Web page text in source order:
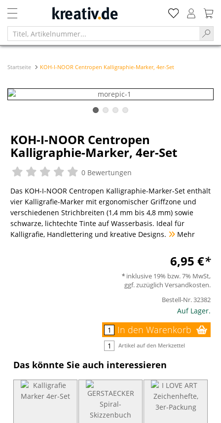
Startseite KOH-I-NOOR Centropen Kalligraphie-Marker, 4er-Set
KOH-I-NOOR Centropen
Kalligraphie-Marker, 4er-Set
0 Bewertungen
Das KOH-I-NOOR Centropen Kalligraphie-Marker-Set enthält
vier Kalligrafie-Marker mit ergonomischer Griffzone und
verschiedenen Strichbreiten (1,4 mm bis 4,8 mm) sowie
schwarze, lichtechte Tinte auf Wasserbasis. Ideal für
Kalligrafie, Handlettering und kreative Designs.
Mehr
6,95 €
inklusive 19% bzw. 7% MwSt,
ggf. zuzüglich Versandkosten.
Bestell-Nr.32382
Auf Lager.
In den Warenkorb
Artikel auf den Merkzettel
Das könnte Sie auch interessieren